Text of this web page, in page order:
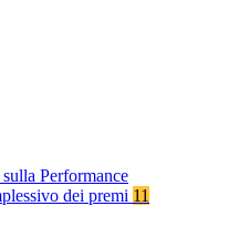
Performance
dei premi 11